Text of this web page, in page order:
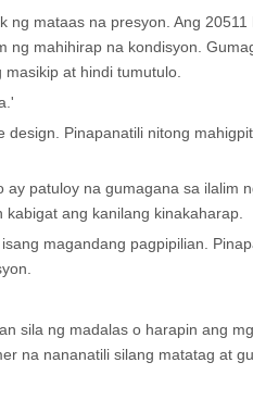
mataas na presyon. Ang 20511
ng mahihirap na kondisyon.
at hindi tumutulo.
Pinapanatili nitong
patuloy na gumagana sa ilalim
ang kanilang kinakaharap.
magandang pagpipilian.
sila ng madalas o harapin ang
na nananatili silang matatag at